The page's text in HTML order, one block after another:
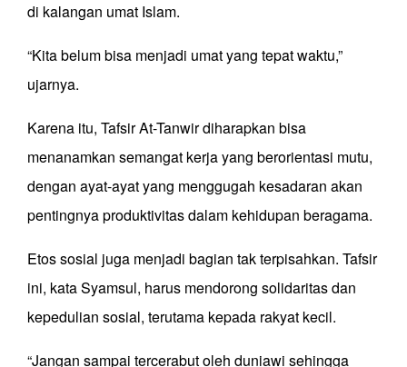
di kalangan umat Islam.
“Kita belum bisa menjadi umat yang tepat waktu,”
ujarnya.
Karena itu, Tafsir At-Tanwir diharapkan bisa
menanamkan semangat kerja yang berorientasi mutu,
dengan ayat-ayat yang menggugah kesadaran akan
pentingnya produktivitas dalam kehidupan beragama.
Etos sosial juga menjadi bagian tak terpisahkan. Tafsir
ini, kata Syamsul, harus mendorong solidaritas dan
kepedulian sosial, terutama kepada rakyat kecil.
“Jangan sampai tercerabut oleh duniawi sehingga